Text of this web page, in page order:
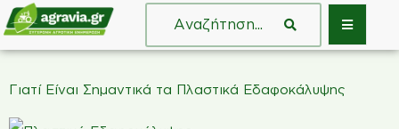
Γιατί Είναι Σημαντικά τα Πλαστικά Εδαφοκάλυψης